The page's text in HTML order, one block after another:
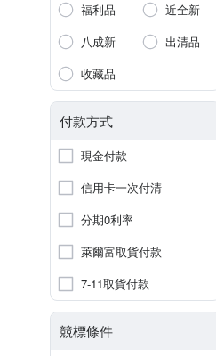
福利品
近全新
八成新
出清品
收藏品
付款方式
現金付款
信用卡一次付清
分期0利率
萊爾富取貨付款
7-11取貨付款
競標條件